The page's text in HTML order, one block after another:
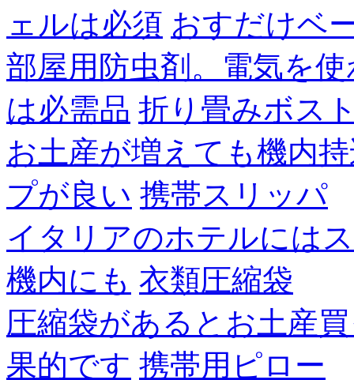
ェルは必須 おすだけベ
部屋用防虫剤。電気を
は必需品 折り畳みボス
お土産が増えても機内
プが良い 携帯スリッパ
イタリアのホテルには
機内にも 衣類圧縮袋
圧縮袋があるとお土産
果的です 携帯用ピロー